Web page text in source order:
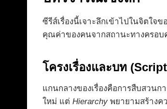
ซีรีส์เรื่องนี้เจาะลึกเข้าไปในจิตใจ
คุณค่าของคนจากสถานะทางครอบ
โครงเรื่องและบท
แกนกลางของเรื่องคือการสืบสวน
ใหม่ แต่ Hierarchy พยายามสร้างค